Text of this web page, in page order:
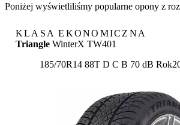
Poniżej wyświetliliśmy popularne opony z
KLASA EKONOMICZNA
Triangle WinterX TW401
185/70R14 88T Etykieta:
D C B 70 dB Rok